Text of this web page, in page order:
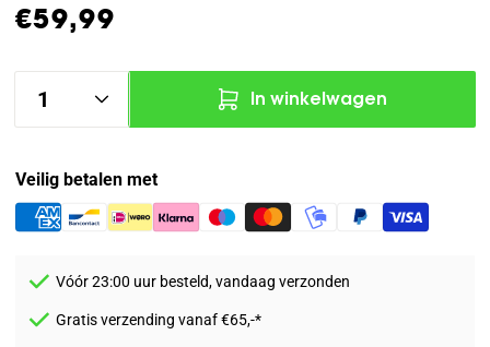
Normale
€59,99
In winkelwagen
Veilig betalen met
Vóór 23:00 uur besteld, vandaag verzonden
Gratis verzending vanaf €65,-*